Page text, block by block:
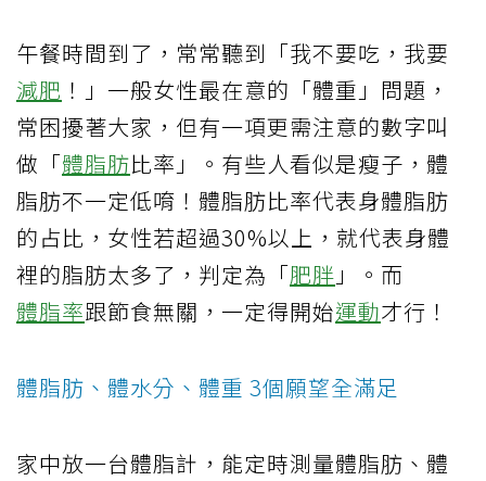
午餐時間到了，常常聽到「我不要吃，我要
減肥 ！」一般女性最在意的「體重」問題，
常困擾著大家，但有一項更需注意的數字叫
做「體脂肪比率」。有些人看似是瘦子，體
脂肪不一定低唷！體脂肪比率代表身體脂肪
的占比，女性若超過30%以上，就代表身體
裡的脂肪太多了，判定為「肥胖 」。而
體脂率跟節食無關，一定得開始運動才行！
體脂肪、體水分、體重 3個願望全滿足
家中放一台體脂計，能定時測量體脂肪、體